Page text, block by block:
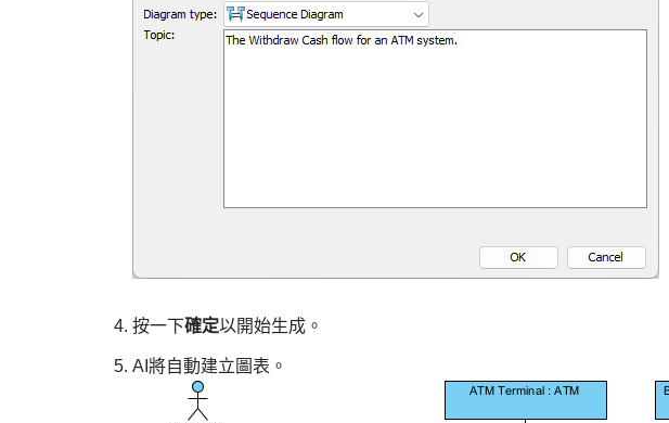
按一下確定以開始生成。
AI將自動建立圖表。